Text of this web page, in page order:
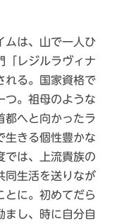
ムは、山で一人ひ
「レジルラヴィナ
れる。国家資格で
つ。祖母のような
都へと向かったラ
生きる個性豊かな
では、上流貴族の
同生活を送りなが
とに。初めてだら
まし、時に自分自